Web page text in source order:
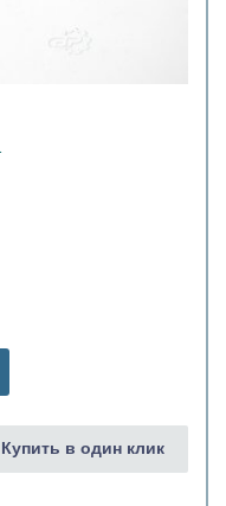
Купить в один клик